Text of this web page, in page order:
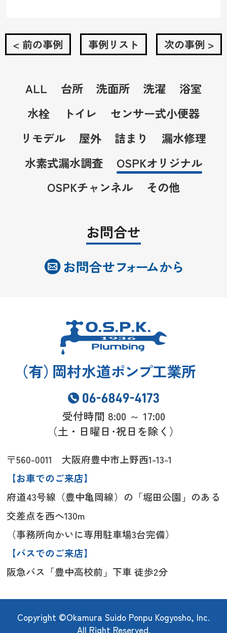
< 前の事例 事例リスト 次の事例 >
ALL 台所 洗面所 洗濯
浴室
水栓
トイレ
センサー式小便器
リモデル
屋外 詰まり
漏水修理
水素式漏水調査
OSPKオリジナル
OSPKチャンネル
その他
お問合せ
（有） 岡村水道ポンプ工業所
受付時間 8:00 ～ 17:00
（土・日曜日･祝日を除く）
〒560-0011 大阪府豊中市上野西1-13-1
【お車でのご来店】
府道43号線（豊中亀岡線）の「堀田公園」のある
交差点を西へ130m
（事務所向かいに専用駐車場3台完備）
【バスでのご来店】
阪急バス「豊中高校前」下車 徒歩2分
Copyright ©Okamura Suido Ponpu Kogyosho, Inc.
All Right Reserved.